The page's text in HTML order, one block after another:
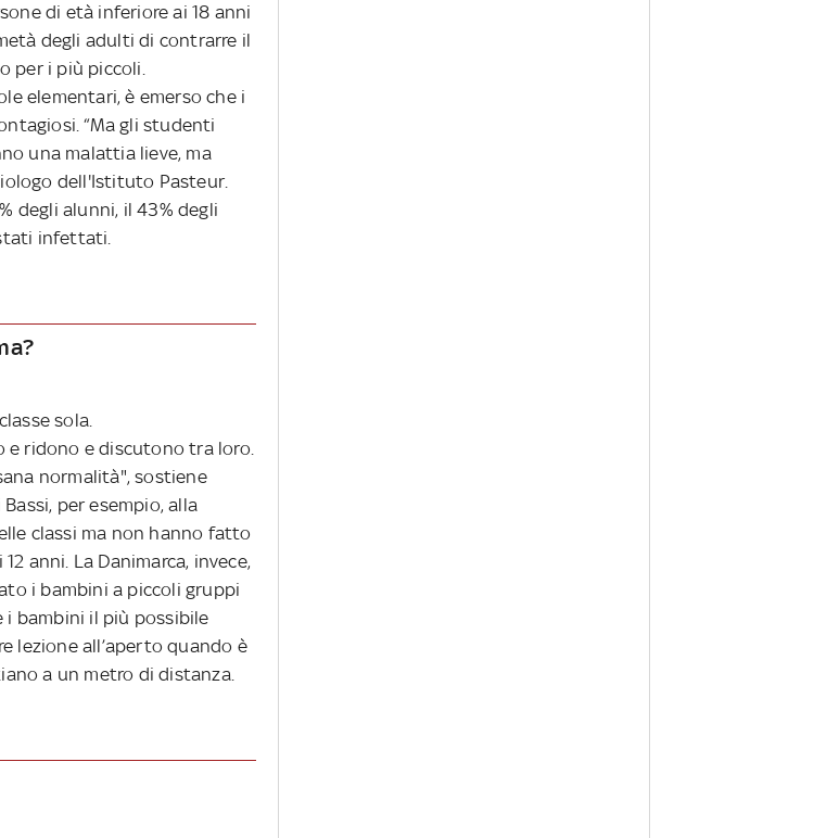
di età inferiore ai 18 anni
degli adulti di contrarre il
per i più piccoli.
elementari, è emerso che i
“Ma gli studenti
una malattia lieve, ma
dell'Istituto Pasteur.
degli alunni, il 43% degli
infettati.
sola.
e ridono e discutono tra loro.
normalità", sostiene
per esempio, alla
classi ma non hanno fatto
anni. La Danimarca, invece,
i bambini a piccoli gruppi
i bambini il più possibile
lezione all’aperto quando è
a un metro di distanza.